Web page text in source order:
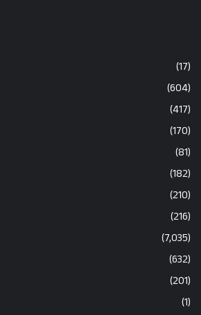
(17)
(604)
(417)
(170)
(81)
(182)
(210)
(216)
(7,035)
(632)
(201)
(1)